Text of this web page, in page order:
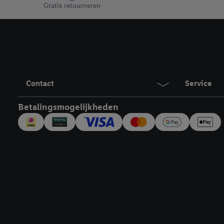
Gratis retourneren
Contact Service
Betalingsmogelijkheden
Door te klikken op
inclusief over de